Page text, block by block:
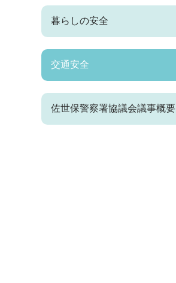
暮らしの安全
交通安全
佐世保警察署協議会議事概要